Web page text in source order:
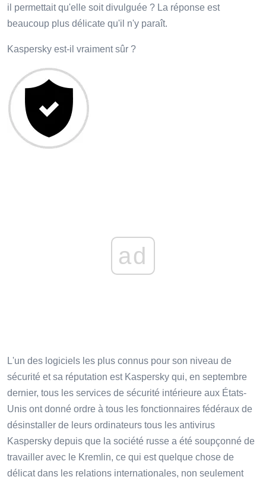
il permettait qu'elle soit divulguée ? La réponse est
beaucoup plus délicate qu'il n'y paraît.
Kaspersky est-il vraiment sûr ?
ad
L'un des logiciels les plus connus pour son niveau de
sécurité et sa réputation est Kaspersky qui, en septembre
dernier, tous les services de sécurité intérieure aux États-
Unis ont donné ordre à tous les fonctionnaires fédéraux de
désinstaller de leurs ordinateurs tous les antivirus
Kaspersky depuis que la société russe a été soupçonné de
travailler avec le Kremlin, ce qui est quelque chose de
délicat dans les relations internationales, non seulement